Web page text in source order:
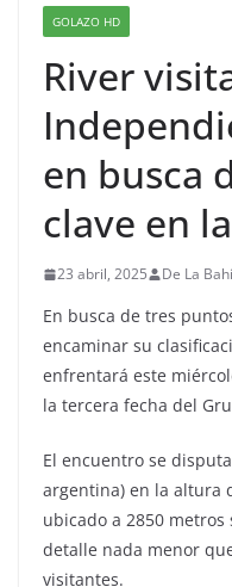
GOLAZO HD
River
en busca
clave en
23 abril, 2025 De La
En busca de tres
encaminar su
enfrentará este
la tercera fecha del
El encuentro se
argentina) en la altura
ubicado a 2850
detalle nada menor
visitantes.